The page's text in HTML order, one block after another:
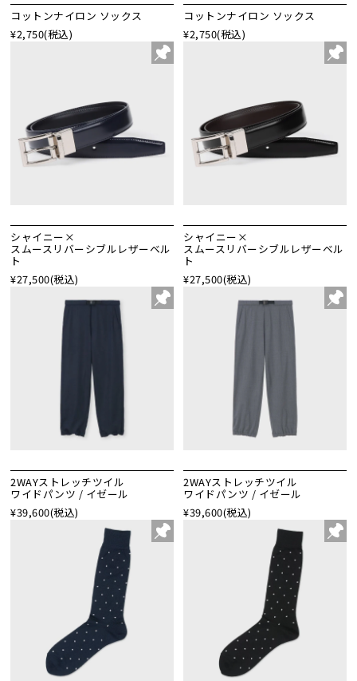
コットンナイロン ソックス
¥2,750(税込)
コットンナイロン ソックス
¥2,750(税込)
シャイニー×
スムースリバーシブルレザーベル
ト
¥27,500(税込)
シャイニー×
スムースリバーシブルレザーベル
ト
¥27,500(税込)
2WAYストレッチツイル
ワイドパンツ / イゼール
¥39,600(税込)
2WAYストレッチツイル
ワイドパンツ / イゼール
¥39,600(税込)